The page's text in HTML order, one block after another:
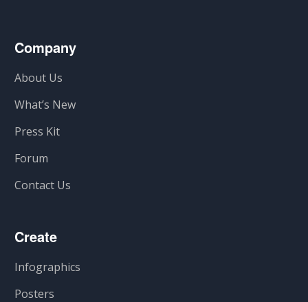
Company
About Us
What’s New
Press Kit
Forum
Contact Us
Create
Infographics
Posters